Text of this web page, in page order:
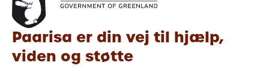
Paarisa er din vej til hjælp,
viden og støtte